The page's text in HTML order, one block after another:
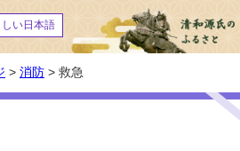
い日本語
> 消防 > 救急